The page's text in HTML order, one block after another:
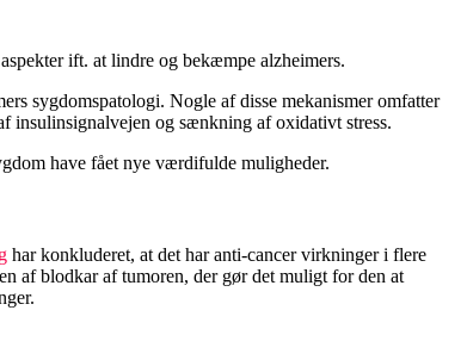
ift. at lindre og bekæmpe alzheimers.
sygdomspatologi. Nogle af disse mekanismer omfatter
insulinsignalvejen og sænkning af oxidativt stress.
have fået nye værdifulde muligheder.
har konkluderet, at det har anti-cancer virkninger i flere
af ​​blodkar af tumoren, der gør det muligt for den at